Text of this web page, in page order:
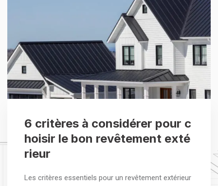
6 critères à considérer pour c
hoisir le bon revêtement exté
rieur
Les critères essentiels pour un revêtement extérieur